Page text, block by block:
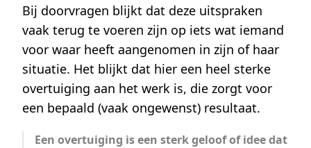
Bij doorvragen blijkt dat deze uitspraken
vaak terug te voeren zijn op iets wat iemand
voor waar heeft aangenomen in zijn of haar
situatie. Het blijkt dat hier een heel sterke
overtuiging aan het werk is, die zorgt voor
een bepaald (vaak ongewenst) resultaat.
Een overtuiging is een sterk geloof of idee dat